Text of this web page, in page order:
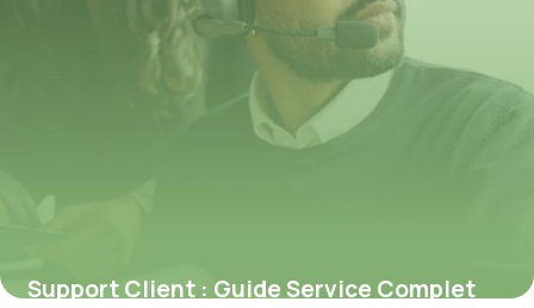
Support Client : Guide Service Complet